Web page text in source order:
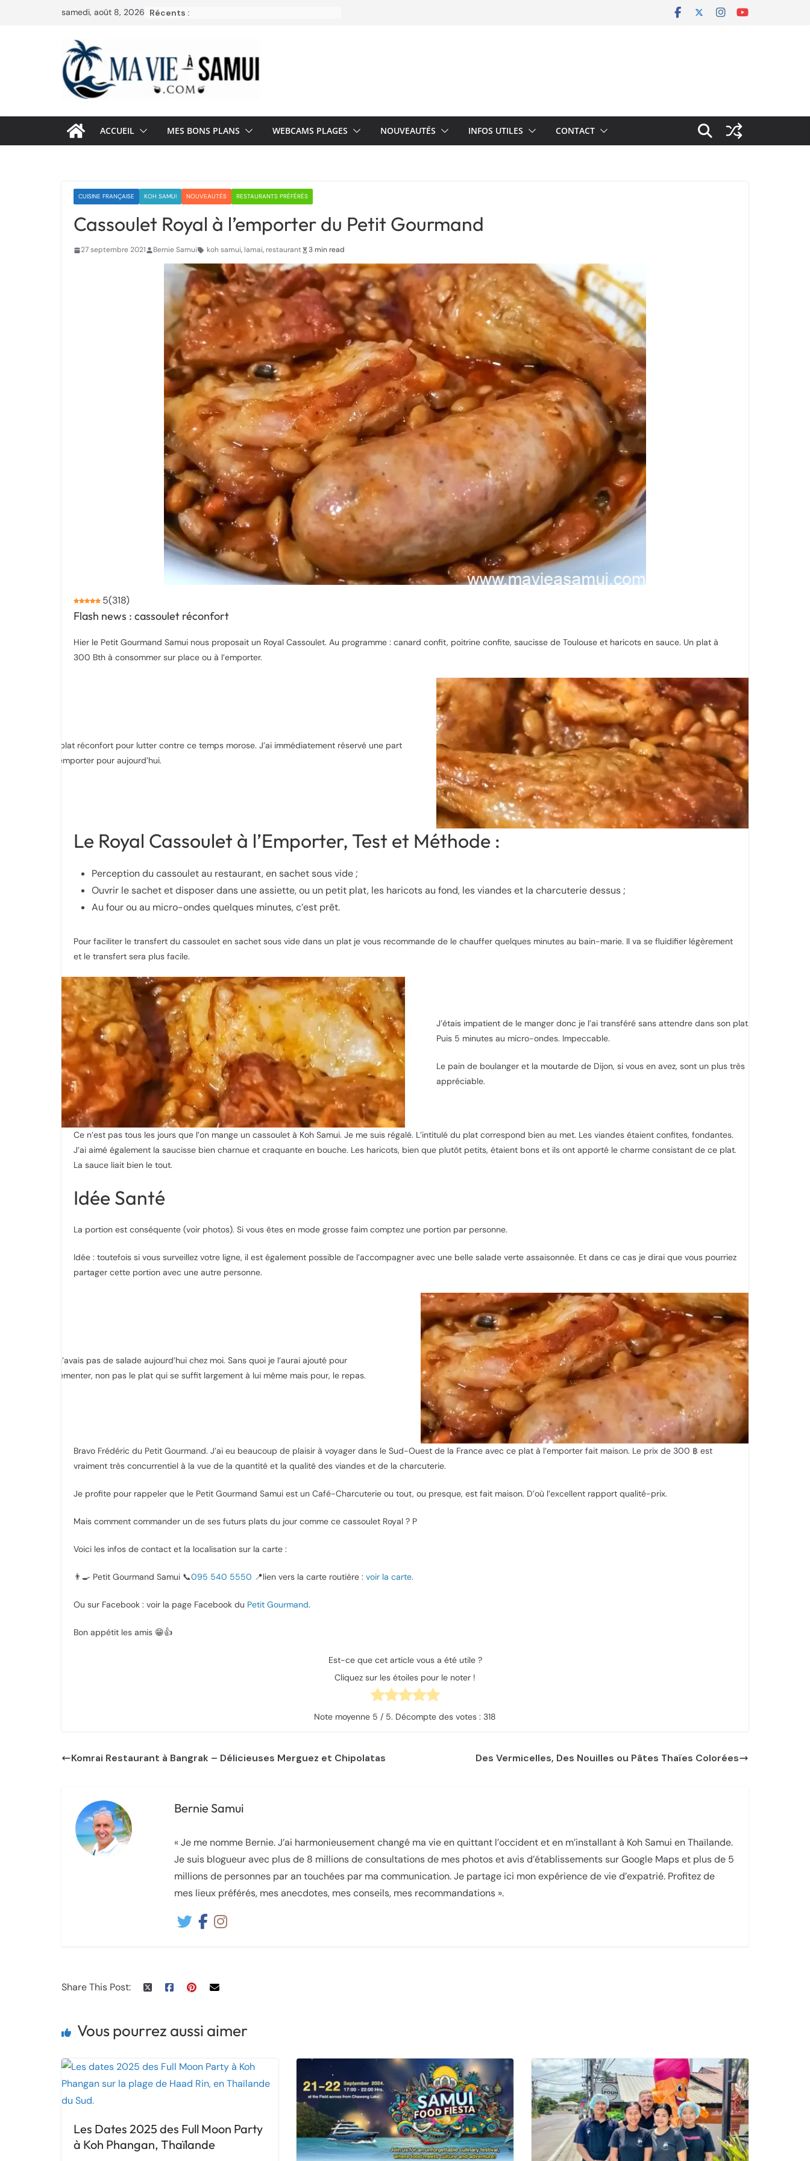
samedi, août 8, 2026 Récents :
ACCUEIL MES BONS PLANS WEBCAMS PLAGES NOUVEAUTÉS INFOS UTILES CONTACT
CUISINE FRANÇAISE KOH SAMUI NOUVEAUTÉS RESTAURANTS PRÉFÉRÉS
Cassoulet Royal à l’emporter du Petit Gourmand
27 septembre 2021 Bernie Samui koh samui, lamai, restaurant 3 min read
5(318)
Flash news : cassoulet réconfort
Hier le Petit Gourmand Samui nous proposait un Royal Cassoulet. Au programme : canard confit, poitrine confite, saucisse de Toulouse et haricots en sauce. Un plat à
300 Bth à consommer sur place ou à l’emporter.
Un plat réconfort pour lutter contre ce temps morose. J’ai immédiatement réservé une part
à l’emporter pour aujourd’hui.
Le Royal Cassoulet à l’Emporter, Test et Méthode :
Perception du cassoulet au restaurant, en sachet sous vide ;
Ouvrir le sachet et disposer dans une assiette, ou un petit plat, les haricots au fond, les viandes et la charcuterie dessus ;
Au four ou au micro-ondes quelques minutes, c’est prêt.
Pour faciliter le transfert du cassoulet en sachet sous vide dans un plat je vous recommande de le chauffer quelques minutes au bain-marie. Il va se fluidifier légèrement
et le transfert sera plus facile.
J’étais impatient de le manger donc je l’ai transféré sans attendre dans son plat.
Puis 5 minutes au micro-ondes. Impeccable.
Le pain de boulanger et la moutarde de Dijon, si vous en avez, sont un plus très
appréciable.
Ce n’est pas tous les jours que l’on mange un cassoulet à Koh Samui. Je me suis régalé. L’intitulé du plat correspond bien au met. Les viandes étaient confites, fondantes.
J’ai aimé également la saucisse bien charnue et craquante en bouche. Les haricots, bien que plutôt petits, étaient bons et ils ont apporté le charme consistant de ce plat.
La sauce liait bien le tout.
Idée Santé
La portion est conséquente (voir photos). Si vous êtes en mode grosse faim comptez une portion par personne.
Idée : toutefois si vous surveillez votre ligne, il est également possible de l’accompagner avec une belle salade verte assaisonnée. Et dans ce cas je dirai que vous pourriez
partager cette portion avec une autre personne.
Je n’avais pas de salade aujourd’hui chez moi. Sans quoi je l’aurai ajouté pour
agrémenter, non pas le plat qui se suffit largement à lui même mais pour, le repas.
Bravo Frédéric du Petit Gourmand. J’ai eu beaucoup de plaisir à voyager dans le Sud-Ouest de la France avec ce plat à l’emporter fait maison. Le prix de 300 ฿ est
vraiment très concurrentiel à la vue de la quantité et la qualité des viandes et de la charcuterie.
Je profite pour rappeler que le Petit Gourmand Samui est un Café-Charcuterie ou tout, ou presque, est fait maison. D’où l’excellent rapport qualité-prix.
Mais comment commander un de ses futurs plats du jour comme ce cassoulet Royal ? P
Voici les infos de contact et la localisation sur la carte :
👨‍🍳 Petit Gourmand Samui 📞095 540 5550 📍lien vers la carte routière : voir la carte.
Ou sur Facebook : voir la page Facebook du Petit Gourmand.
Bon appétit les amis 😁👍
Est-ce que cet article vous a été utile ?
Cliquez sur les étoiles pour le noter !
Note moyenne 5 / 5. Décompte des votes : 318
Komrai Restaurant à Bangrak – Délicieuses Merguez et Chipolatas Des Vermicelles, Des Nouilles ou Pâtes Thaïes Colorées
Bernie Samui
« Je me nomme Bernie. J’ai harmonieusement changé ma vie en quittant l’occident et en m’installant à Koh Samui en Thaïlande.
Je suis blogueur avec plus de 8 millions de consultations de mes photos et avis d’établissements sur Google Maps et plus de 5
millions de personnes par an touchées par ma communication. Je partage ici mon expérience de vie d’expatrié. Profitez de
mes lieux préférés, mes anecdotes, mes conseils, mes recommandations ».
Share This Post:
Vous pourrez aussi aimer
Les Dates 2025 des Full Moon Party
à Koh Phangan, Thaïlande